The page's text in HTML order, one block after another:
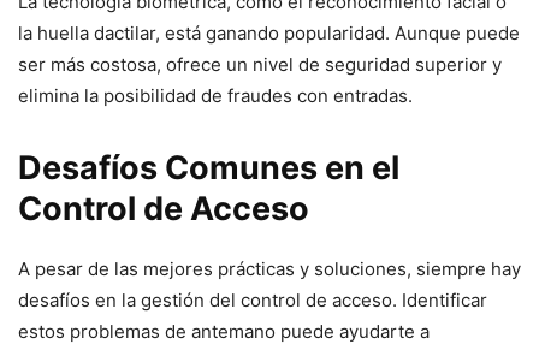
la huella dactilar, está ganando popularidad. Aunque puede
ser más costosa, ofrece un nivel de seguridad superior y
elimina la posibilidad de fraudes con entradas.
Desafíos Comunes en el
Control de Acceso
A pesar de las mejores prácticas y soluciones, siempre hay
desafíos en la gestión del control de acceso. Identificar
estos problemas de antemano puede ayudarte a